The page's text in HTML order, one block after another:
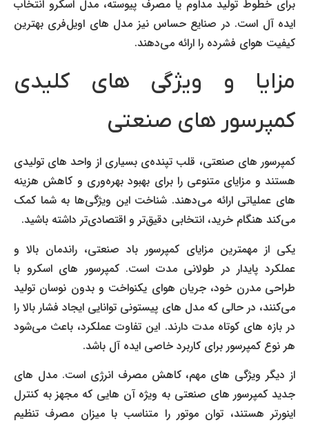
برای خطوط تولید مداوم یا مصرف پیوسته، مدل اسکرو انتخاب
ایده آل است. در صنایع حساس نیز مدل های اویل‌فری بهترین
کیفیت هوای فشرده را ارائه می‌دهند.
مزایا و ویژگی های کلیدی
کمپرسور های صنعتی
کمپرسور های صنعتی، قلب تپنده‌ی بسیاری از واحد های تولیدی
هستند و مزایای متنوعی را برای بهبود بهره‌وری و کاهش هزینه
های عملیاتی ارائه می‌دهند. شناخت این ویژگی‌ها به شما کمک
می‌کند هنگام خرید، انتخابی دقیق‌تر و اقتصادی‌تر داشته باشید.
یکی از مهمترین مزایای کمپرسور باد صنعتی، راندمان بالا و
عملکرد پایدار در طولانی مدت است. کمپرسور های اسکرو با
طراحی مدرن خود، جریان هوای یکنواخت و بدون نوسان تولید
می‌کنند، در حالی که مدل های پیستونی توانایی ایجاد فشار بالا را
در بازه های کوتاه مدت دارند. این تفاوت عملکرد، باعث می‌شود
هر نوع کمپرسور برای کاربرد خاصی ایده آل باشد.
از دیگر ویژگی های مهم، کاهش مصرف انرژی است. مدل های
جدید کمپرسور های صنعتی به ویژه آن هایی که مجهز به کنترل
اینورتر هستند، توان موتور را متناسب با میزان مصرف تنظیم